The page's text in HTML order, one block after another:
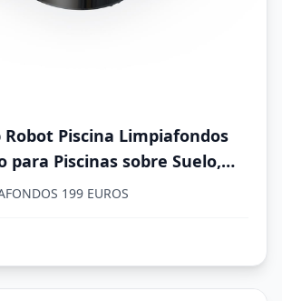
Robot Piscina Limpiafondos
para Piscinas sobre Suelo,
120 Min
Oliva
199 EUROS